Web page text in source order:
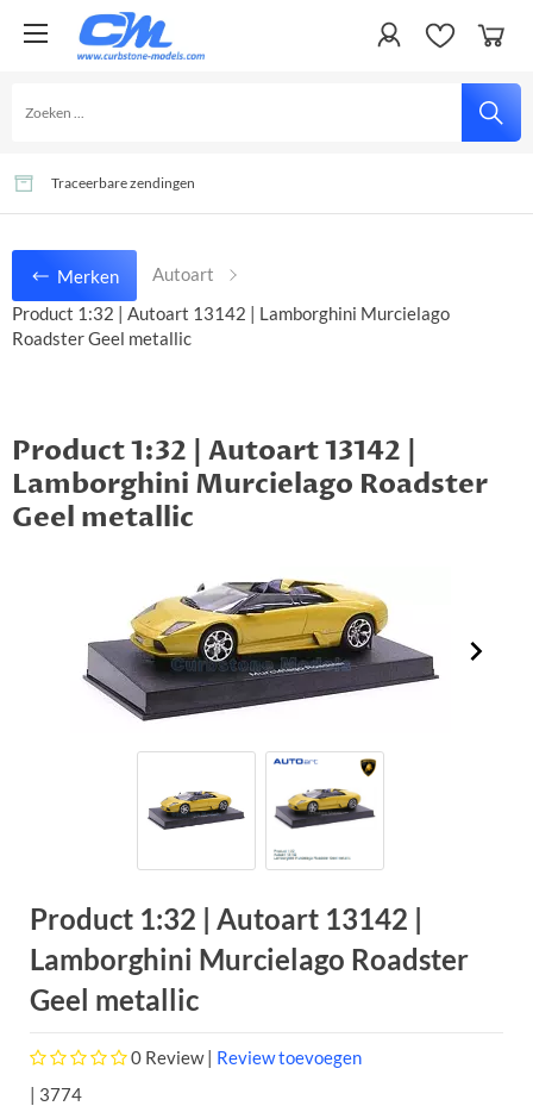
Gemakkelijk en veilig betalen
Veel artikelen uit voorraad leverbaar
Traceerbare zendingen
Merken
Autoart
Product 1:32 | Autoart 13142 | Lamborghini Murcielago
Roadster Geel metallic
Product 1:32 | Autoart 13142 |
Lamborghini Murcielago Roadster
Geel metallic
Product 1:32 | Autoart 13142 |
Lamborghini Murcielago Roadster
Geel metallic
0 Review | Review toevoegen
| 3774